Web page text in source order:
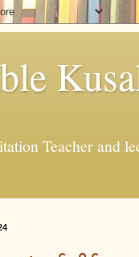
Teacher and